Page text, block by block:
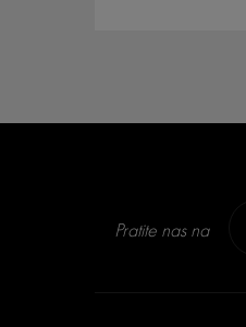
Pratite nas na